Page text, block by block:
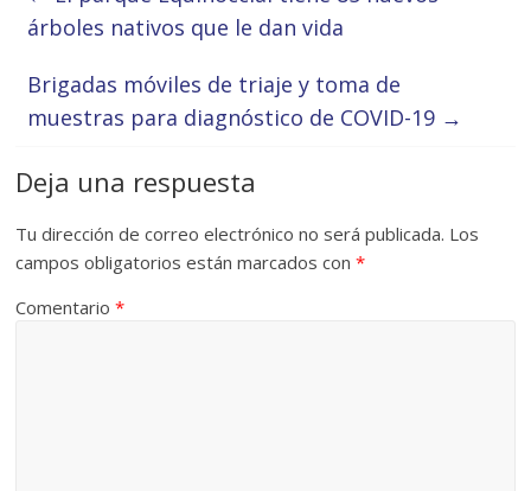
árboles nativos que le dan vida
Brigadas móviles de triaje y toma de
muestras para diagnóstico de COVID-19 →
Deja una respuesta
Tu dirección de correo electrónico no será publicada. Los
campos obligatorios están marcados con*
Comentario*